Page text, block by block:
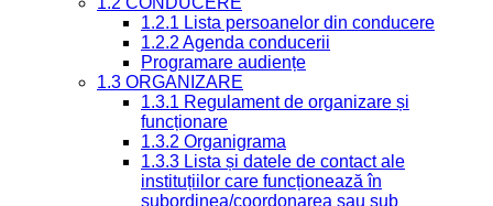
1.2.1 Lista persoanelor din conducere
1.2.2 Agenda conducerii
Programare audiențe
1.3 ORGANIZARE
1.3.1 Regulament de organizare și
funcționare
1.3.2 Organigrama
1.3.3 Lista și datele de contact ale
instituțiilor care funcționează în
subordinea/coordonarea sau sub